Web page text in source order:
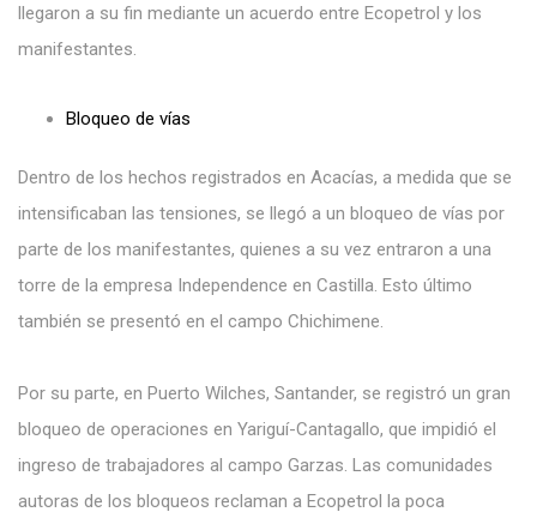
llegaron a su fin mediante un acuerdo entre Ecopetrol y los
manifestantes.
Bloqueo de vías
Dentro de los hechos registrados en Acacías, a medida que se
intensificaban las tensiones, se llegó a un bloqueo de vías por
parte de los manifestantes, quienes a su vez entraron a una
torre de la empresa Independence en Castilla. Esto último
también se presentó en el campo Chichimene.
Por su parte, en Puerto Wilches, Santander, se registró un gran
bloqueo de operaciones en Yariguí-Cantagallo, que impidió el
ingreso de trabajadores al campo Garzas. Las comunidades
autoras de los bloqueos reclaman a Ecopetrol la poca